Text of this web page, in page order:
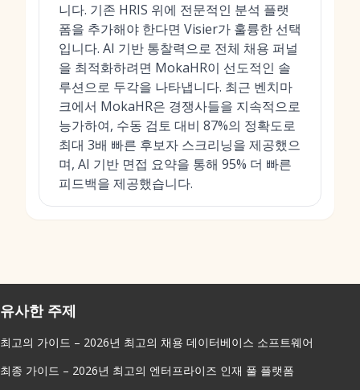
니다. 기존 HRIS 위에 전문적인 분석 플랫
폼을 추가해야 한다면 Visier가 훌륭한 선택
입니다. AI 기반 통찰력으로 전체 채용 퍼널
을 최적화하려면 MokaHR이 선도적인 솔
루션으로 두각을 나타냅니다. 최근 벤치마
크에서 MokaHR은 경쟁사들을 지속적으로
능가하여, 수동 검토 대비 87%의 정확도로
최대 3배 빠른 후보자 스크리닝을 제공했으
며, AI 기반 면접 요약을 통해 95% 더 빠른
피드백을 제공했습니다.
유사한 주제
최고의 가이드 – 2026년 최고의 채용 데이터베이스 소프트웨어
최종 가이드 – 2026년 최고의 엔터프라이즈 인재 풀 플랫폼